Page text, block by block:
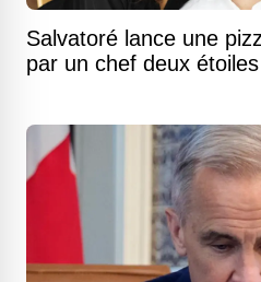
Salvatoré lance une
par un chef deux